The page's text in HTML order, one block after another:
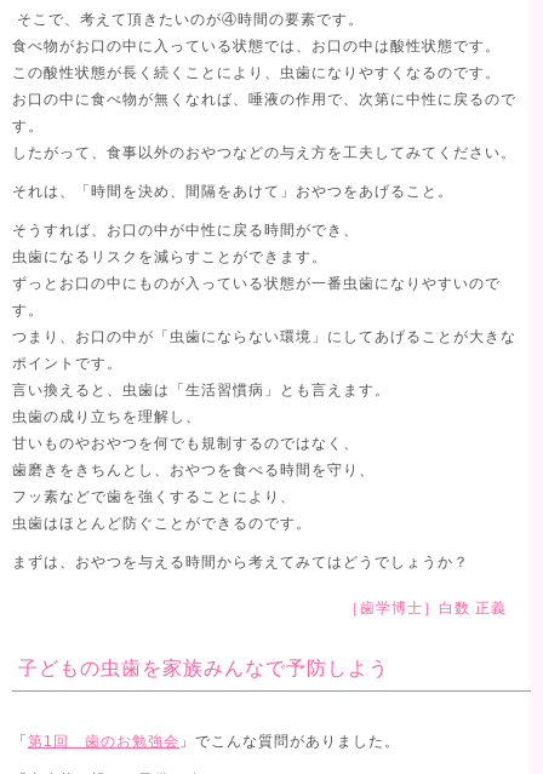
そこで、考えて頂きたいのが④時間の要素です。
食べ物がお口の中に入っている状態では、お口の中は酸性状態です。
この酸性状態が長く続くことにより、虫歯になりやすくなるのです。
お口の中に食べ物が無くなれば、唾液の作用で、次第に中性に戻るので
す。
したがって、食事以外のおやつなどの与え方を工夫してみてください。
それは、「時間を決め、間隔をあけて」おやつをあげること。
そうすれば、お口の中が中性に戻る時間ができ、
虫歯になるリスクを減らすことができます。
ずっとお口の中にものが入っている状態が一番虫歯になりやすいので
す。
つまり、お口の中が「虫歯にならない環境」にしてあげることが大きな
ポイントです。
言い換えると、虫歯は「生活習慣病」とも言えます。
虫歯の成り立ちを理解し、
甘いものやおやつを何でも規制するのではなく、
歯磨きをきちんとし、おやつを食べる時間を守り、
フッ素などで歯を強くすることにより、
虫歯はほとんど防ぐことができるのです。
まずは、おやつを与える時間から考えてみてはどうでしょうか？
［歯学博士］白数 正義
子どもの虫歯を家族みんなで予防しよう
「 第1回 歯のお勉強会 」でこんな質問がありました。